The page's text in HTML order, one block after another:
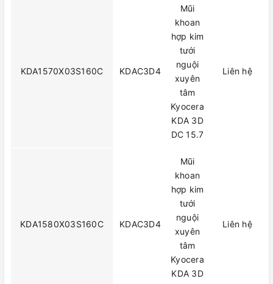
KDA1570X03S160C KDAC3D4
Mũi
khoan
hợp kim
tưới
nguội
xuyên
tâm
Kyocera
KDA 3D
DC 15.7
Liên hệ
KDA1580X03S160C KDAC3D4
Mũi
khoan
hợp kim
tưới
nguội
xuyên
tâm
Kyocera
KDA 3D
Liên hệ